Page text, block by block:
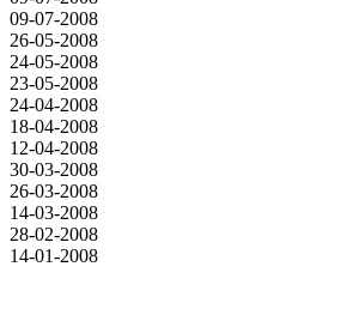
09-07-2008
26-05-2008
24-05-2008
23-05-2008
24-04-2008
18-04-2008
12-04-2008
30-03-2008
26-03-2008
14-03-2008
28-02-2008
14-01-2008